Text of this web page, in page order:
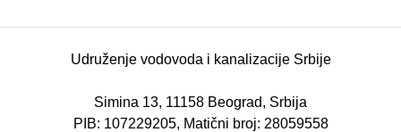
Udruženje vodovoda i kanalizacije Srbije
Simina 13, 11158 Beograd, Srbija
PIB: 107229205, Matični broj: 28059558